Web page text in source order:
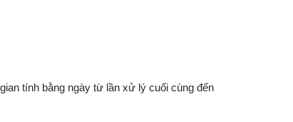
tính bằng ngày từ lần xử lý cuối cùng đến